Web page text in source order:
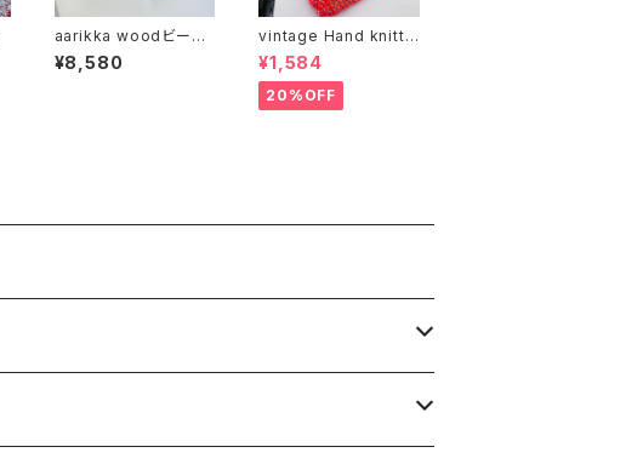
aarikka woodビーズ
チョーカー（バラ売り）
¥8,580
vintage Hand knitte
d ニットソックス
¥1,584
20%OFF